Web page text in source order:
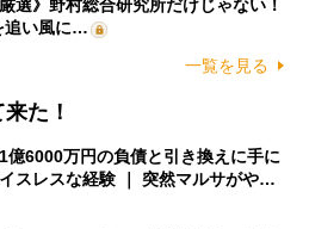
選》野村総合研究所だけじゃない！
追い風に…
一覧を見る
た！
1億6000万円の負債と引き換えに手に
スレスな経験 ｜ 突然マルサがや…